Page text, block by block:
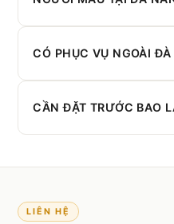
cầu cụ thể.
CÓ PHỤC VỤ NGOÀI
CẦN ĐẶT TRƯỚC BAO
LIÊN HỆ